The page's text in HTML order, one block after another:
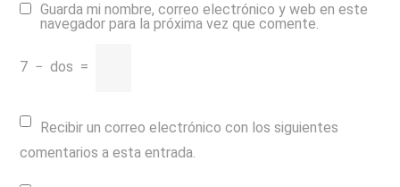
Guarda mi nombre, correo electrónico y web en este
navegador para la próxima vez que comente.
7 − dos =
Recibir un correo electrónico con los siguientes
comentarios a esta entrada.